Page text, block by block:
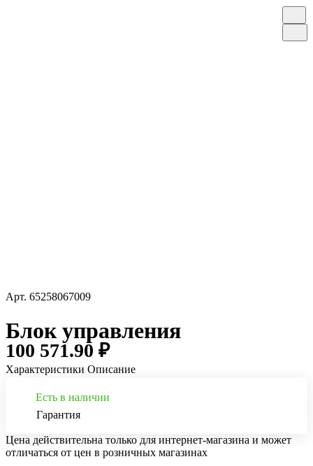
Арт. 65258067009
Блок управления
100 571.90 ₽
Характеристики Описание
Есть в наличии
Гарантия
Цена действительна только для интернет-магазина и может
отличаться от цен в розничных магазинах